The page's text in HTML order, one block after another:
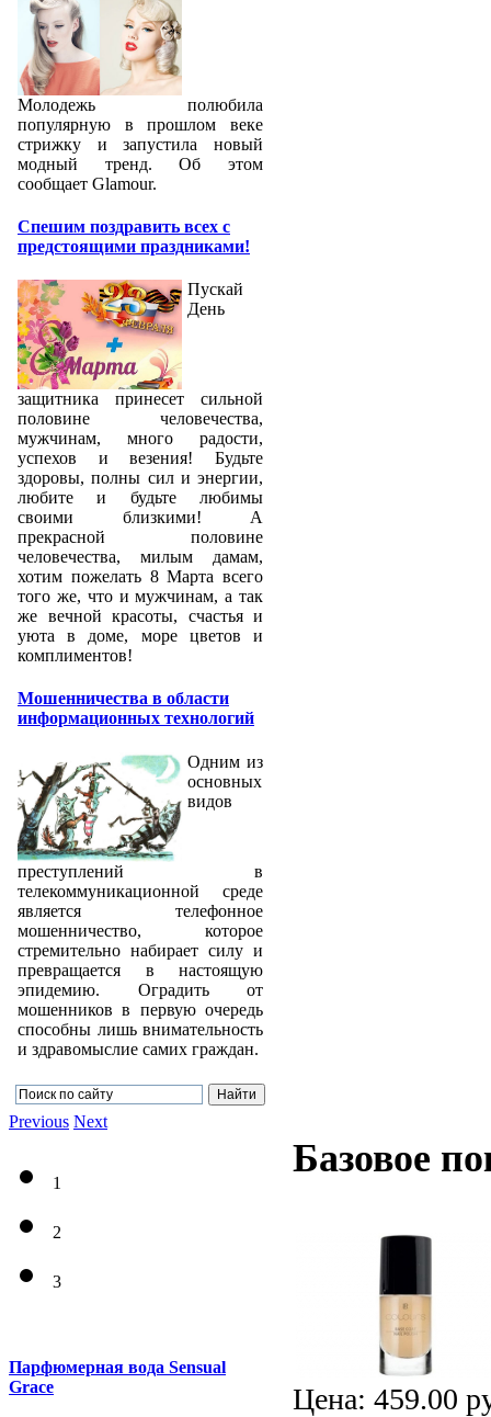
Молодежь полюбила
популярную в прошлом веке
стрижку и запустила новый
модный тренд. Об этом
сообщает Glamour.
Спешим поздравить всех с
предстоящими праздниками!
Пускай
День
защитника принесет сильной
половине человечества,
мужчинам, много радости,
успехов и везения! Будьте
здоровы, полны сил и энергии,
любите и будьте любимы
своими близкими! А
прекрасной половине
человечества, милым дамам,
хотим пожелать 8 Марта всего
того же, что и мужчинам, а так
же вечной красоты, счастья и
уюта в доме, море цветов и
комплиментов!
Мошенничества в области
информационных технологий
Одним из
основных
видов
преступлений в
телекоммуникационной среде
является телефонное
мошенничество, которое
стремительно набирает силу и
превращается в настоящую
эпидемию. Оградить от
мошенников в первую очередь
способны лишь внимательность
и здравомыслие самих граждан.
Базовое
Цена: 459.00
Previous Next
1
2
3
Парфюмерная вода Sensual
Grace